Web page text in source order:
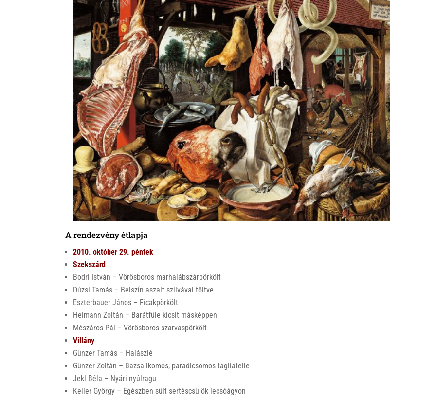
A rendezvény étlapja
2010. október 29. péntek
Szekszárd
Bodri István – Vörösboros marhalábszárpörkölt
Dúzsi Tamás – Bélszín aszalt szilvával töltve
Eszterbauer János – Ficakpörkölt
Heimann Zoltán – Barátfüle kicsit másképpen
Mészáros Pál – Vörösboros szarvaspörkölt
Villány
Günzer Tamás – Halászlé
Günzer Zoltán – Bazsalikomos, paradicsomos tagliatelle
Jekl Béla – Nyári nyúlragu
Keller György – Egészben sült sertéscsülök lecsóágyon